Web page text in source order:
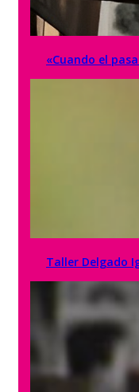
«Cuando el
Taller Delgado